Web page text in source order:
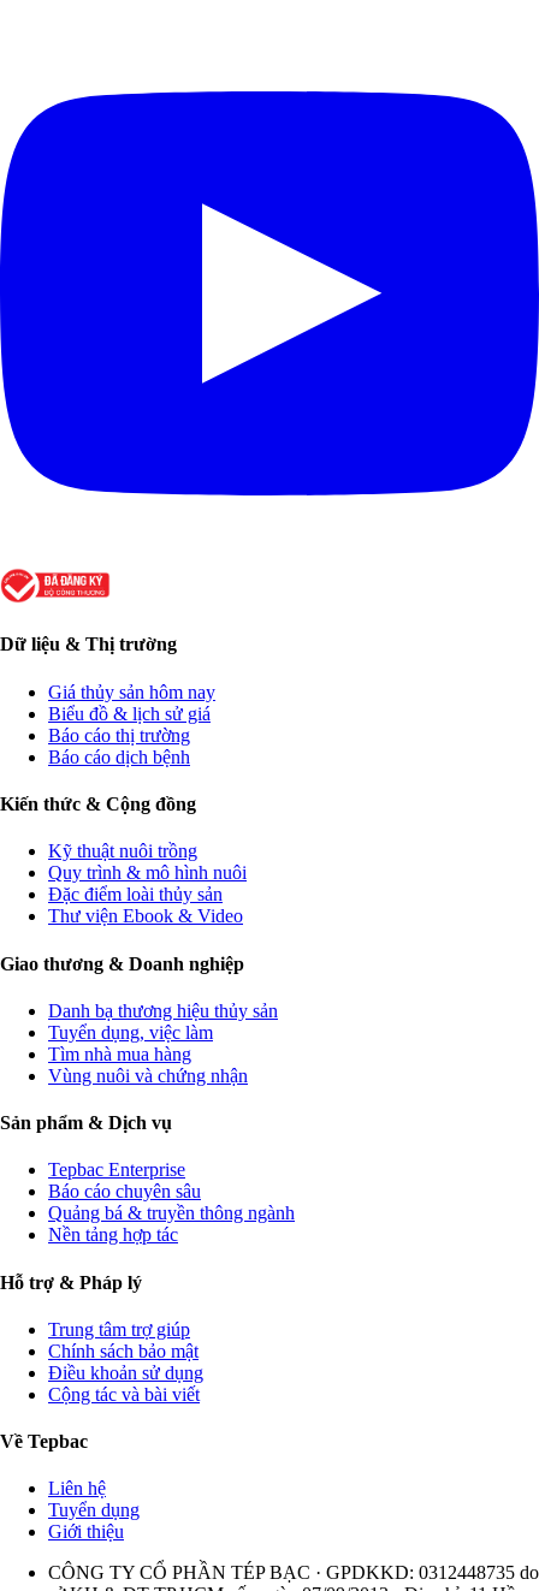
Dữ liệu & Thị trường
Giá thủy sản hôm nay
Biểu đồ & lịch sử giá
Báo cáo thị trường
Báo cáo dịch bệnh
Kiến thức & Cộng đồng
Kỹ thuật nuôi trồng
Quy trình & mô hình nuôi
Đặc điểm loài thủy sản
Thư viện Ebook & Video
Giao thương & Doanh nghiệp
Danh bạ thương hiệu thủy sản
Tuyển dụng, việc làm
Tìm nhà mua hàng
Vùng nuôi và chứng nhận
Sản phẩm & Dịch vụ
Tepbac Enterprise
Báo cáo chuyên sâu
Quảng bá & truyền thông ngành
Nền tảng hợp tác
Hỗ trợ & Pháp lý
Trung tâm trợ giúp
Chính sách bảo mật
Điều khoản sử dụng
Cộng tác và bài viết
Về Tepbac
Liên hệ
Tuyển dụng
Giới thiệu
CÔNG TY CỔ PHẦN TÉP BẠC · GPDKKD: 0312448735 do